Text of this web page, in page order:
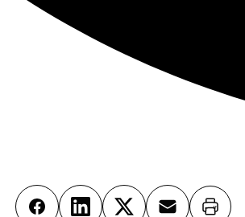
Imprimer